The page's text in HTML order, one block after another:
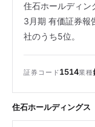
住石ホールディ
3月期 有価証券報
社のうち5位。
証券コード1514業種
住石ホールディングス